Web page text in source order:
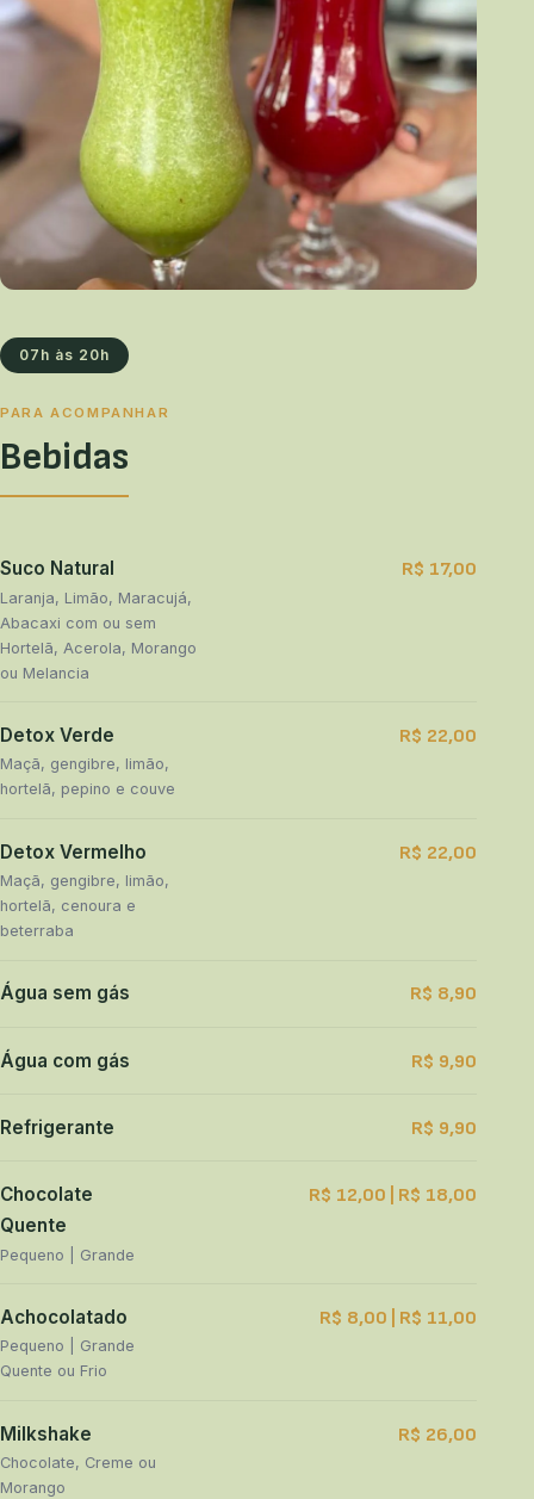
07h às 20h
PARA ACOMPANHAR
Bebidas
Suco Natural
Laranja, Limão, Maracujá,
Abacaxi com ou sem
Hortelã, Acerola, Morango
ou Melancia
R$ 17,00
Detox Verde
Maçã, gengibre, limão,
hortelã, pepino e couve
R$ 22,00
Detox Vermelho
Maçã, gengibre, limão,
hortelã, cenoura e
beterraba
R$ 22,00
Água sem gás R$ 8,90
Água com gás R$ 9,90
Refrigerante R$ 9,90
Chocolate
Quente
Pequeno | Grande
R$ 12,00 | R$ 18,00
Achocolatado
Pequeno | Grande
Quente ou Frio
R$ 8,00 | R$ 11,00
Milkshake
Chocolate, Creme ou
Morango
R$ 26,00